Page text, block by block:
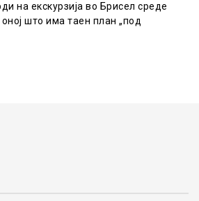
на екскурзија во Брисел среде
што има таен план „под